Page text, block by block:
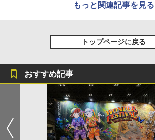
もっと関連記事を見る
トップページに戻る
おすすめ記事